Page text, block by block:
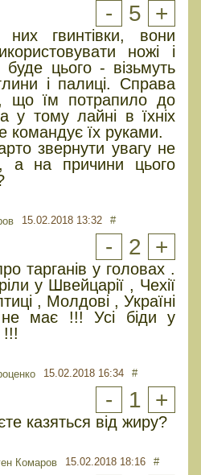
- 5 +
гвинтівки, вони
ножі і
цього - візьмуть
і палиці. Справа
що їм потрапило до
у тому лайні в їхніх
командує їх руками.
звернути увагу не
а на причини цього
15.02.2018 13:32 #
- 2 +
тарганів у головах .
у Швейцарії , Чехії
, Молдові , Україні
має !!! Усі біди у
!!!
15.02.2018 16:34 #
- 1 +
казяться від жиру?
Комаров 15.02.2018 18:16 #